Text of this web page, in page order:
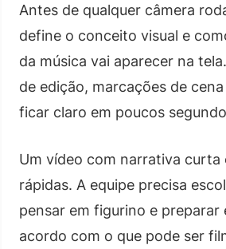
Antes de qualquer câmera
define o conceito visual e
da música vai aparecer na
de edição, marcações de
ficar claro em poucos
Um vídeo com narrativa curta
rápidas. A equipe precisa
pensar em figurino e preparar
acordo com o que pode ser